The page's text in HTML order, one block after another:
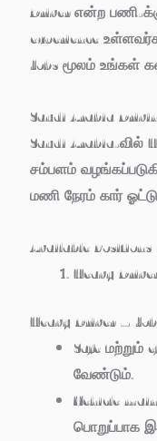
Driver என்ற பணி-
experience
Jobs மூலம் உங்கள்
Saudi Arabia
Saudi Arabia-வில்
சம்பளம்
மணி நேரம் கார்
Available
Heavy
Heavy Driver –
Safe
வேண்டும்.
Vehicle
பொறுப்பாக